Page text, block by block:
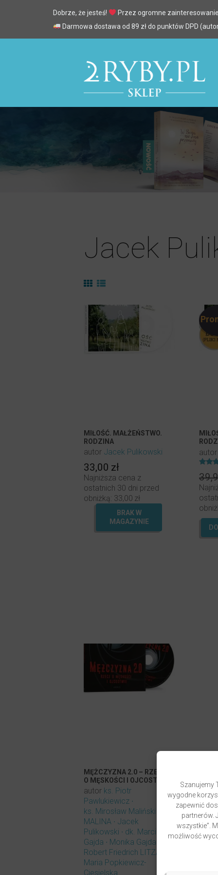
Szanujemy
wygodne
zapewnić
partnerów.
wszystkie”.
możliwość
Dobrze, że jesteś! Przez ogromne
Darmowa dostawa od 89 zł do punktów DPD
Jacek
MIŁOŚĆ. MAŁŻEŃSTWO.
RODZINA
autor Jacek Pulikowski
33,00 zł
Najniższa cena z
ostatnich 30 dni przed
obniżką: 33,00 zł
BRAK W
MAGAZYNIE
DO
autor
5.00
na 5.
MĘŻCZYZNA 2.0 – RZECZ
O MĘSKOŚCI I OJCOSTWIE
autor ks. Piotr
Pawlukiewicz
ks. Mirosław Maliński
MALINA
Jacek
Pulikowski
dk. Marcin
Gajda
Monika Gajda
Robert Friedrich LITZA
Maria Popkiewicz-
Ciesielska